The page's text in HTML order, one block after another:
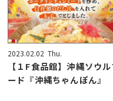
2023.02.02 Thu.
【１F食品館】沖縄ソウル
ード『沖縄ちゃんぽん』